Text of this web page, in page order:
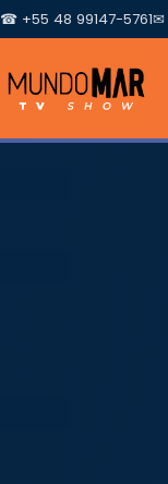
☎ +55 48 99147-5761✉